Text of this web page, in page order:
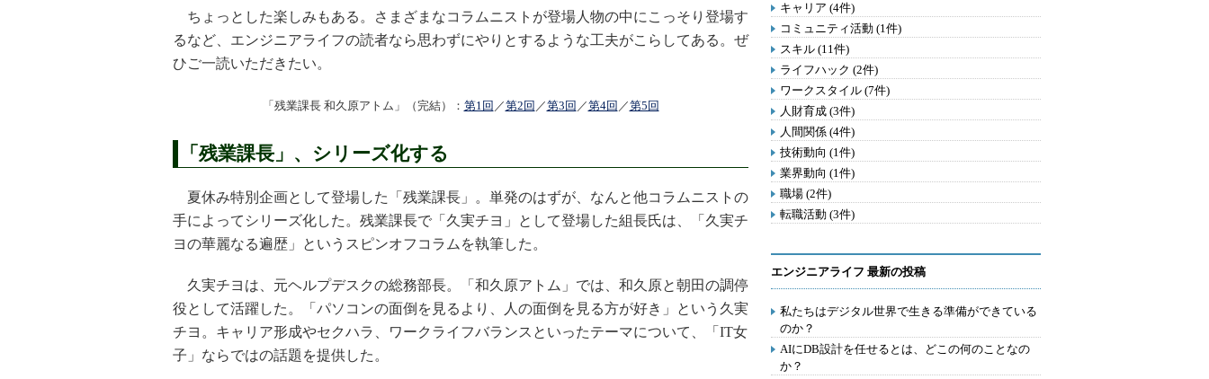
ちょっとした楽しみもある。さまざまなコラムニストが登場人物の中にこっそり登場す
るなど、エンジニアライフの読者なら思わずにやりとするような工夫がこらしてある。ぜ
ひご一読いただきたい。
「残業課長 和久原アトム」（完結）： 第1回 ／第2回 ／第3回 ／第4回 ／第5回
「残業課長」、シリーズ化する
夏休み特別企画として登場した「残業課長」。単発のはずが、なんと他コラムニストの
手によってシリーズ化した。残業課長で「久実チヨ」として登場した組長氏は、「久実チ
ヨの華麗なる遍歴」というスピンオフコラムを執筆した。
久実チヨは、元ヘルプデスクの総務部長。「和久原アトム」では、和久原と朝田の調停
役として活躍した。「パソコンの面倒を見るより、人の面倒を見る方が好き」という久実
チヨ。キャリア形成やセクハラ、ワークライフバランスといったテーマについて、「IT女
子」ならではの話題を提供した。
キャリア (4件)
コミュニティ活動 (1件)
スキル (11件)
ライフハック (2件)
ワークスタイル (7件)
人財育成 (3件)
人間関係 (4件)
技術動向 (1件)
業界動向 (1件)
職場 (2件)
転職活動 (3件)
エンジニアライフ 最新の投稿
私たちはデジタル世界で生きる準備ができている
のか？
AIにDB設計を任せるとは、どこの何のことなの
か？